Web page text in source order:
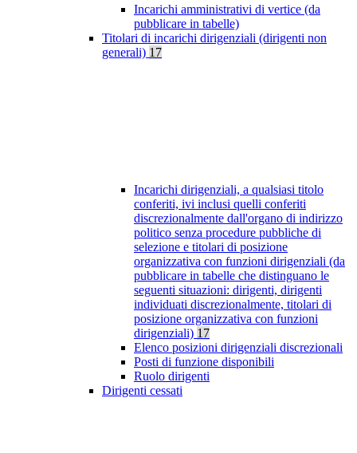
Incarichi amministrativi di vertice (da
pubblicare in tabelle)
Titolari di incarichi dirigenziali (dirigenti non
generali) 17
Incarichi dirigenziali, a qualsiasi titolo
conferiti, ivi inclusi quelli conferiti
discrezionalmente dall'organo di indirizzo
politico senza procedure pubbliche di
selezione e titolari di posizione
organizzativa con funzioni dirigenziali (da
pubblicare in tabelle che distinguano le
seguenti situazioni: dirigenti, dirigenti
individuati discrezionalmente, titolari di
posizione organizzativa con funzioni
dirigenziali) 17
Elenco posizioni dirigenziali discrezionali
Posti di funzione disponibili
Ruolo dirigenti
Dirigenti cessati